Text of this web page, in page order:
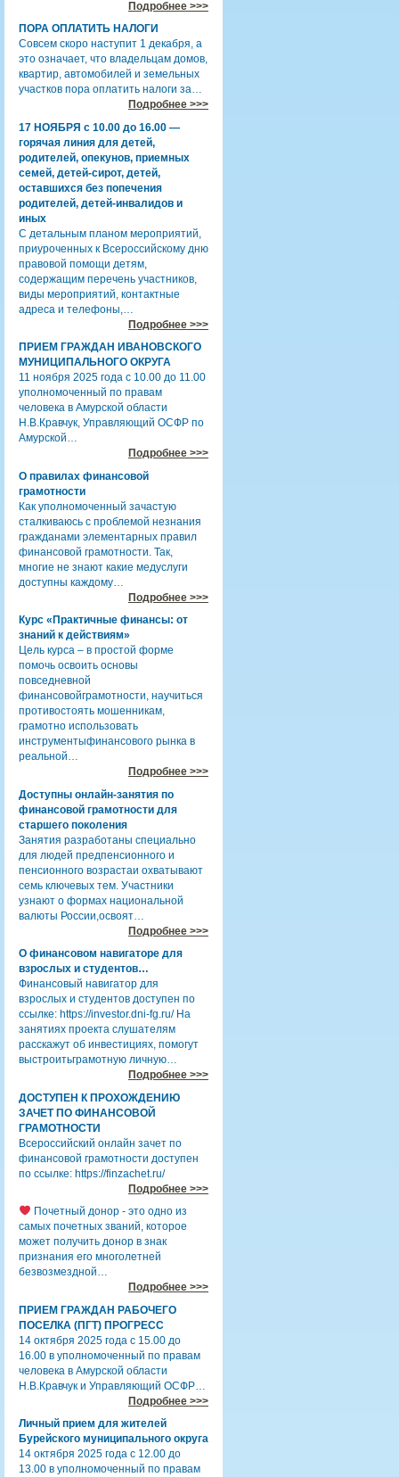
Подробнее >>>
ПОРА ОПЛАТИТЬ НАЛОГИ
Совсем скоро наступит 1 декабря, а
это означает, что владельцам домов,
квартир, автомобилей и земельных
участков пора оплатить налоги за…
Подробнее >>>
17 НОЯБРЯ с 10.00 до 16.00 —
горячая линия для детей,
родителей, опекунов, приемных
семей, детей-сирот, детей,
оставшихся без попечения
родителей, детей-инвалидов и
иных
С детальным планом мероприятий,
приуроченных к Всероссийскому дню
правовой помощи детям,
содержащим перечень участников,
виды мероприятий, контактные
адреса и телефоны,…
Подробнее >>>
ПРИЕМ ГРАЖДАН ИВАНОВСКОГО
МУНИЦИПАЛЬНОГО ОКРУГА
11 ноября 2025 года с 10.00 до 11.00
уполномоченный по правам
человека в Амурской области
Н.В.Кравчук, Управляющий ОСФР по
Амурской…
Подробнее >>>
О правилах финансовой
грамотности
Как уполномоченный зачастую
сталкиваюсь с проблемой незнания
гражданами элементарных правил
финансовой грамотности. Так,
многие не знают какие медуслуги
доступны каждому…
Подробнее >>>
Курс «Практичные финансы: от
знаний к действиям»
Цель курса – в простой форме
помочь освоить основы
повседневной
финансовойграмотности, научиться
противостоять мошенникам,
грамотно использовать
инструментыфинансового рынка в
реальной…
Подробнее >>>
Доступны онлайн-занятия по
финансовой грамотности для
старшего поколения
Занятия разработаны специально
для людей предпенсионного и
пенсионного возрастаи охватывают
семь ключевых тем. Участники
узнают о формах национальной
валюты России,освоят…
Подробнее >>>
О финансовом навигаторе для
взрослых и студентов…
Финансовый навигатор для
взрослых и студентов доступен по
ссылке: https://investor.dni-fg.ru/ На
занятиях проекта слушателям
расскажут об инвестициях, помогут
выстроитьграмотную личную…
Подробнее >>>
ДОСТУПЕН К ПРОХОЖДЕНИЮ
ЗАЧЕТ ПО ФИНАНСОВОЙ
ГРАМОТНОСТИ
Всероссийский онлайн зачет по
финансовой грамотности доступен
по ссылке: https://finzachet.ru/
Подробнее >>>
Почетный донор - это одно из
самых почетных званий, которое
может получить донор в знак
признания его многолетней
безвозмездной…
Подробнее >>>
ПРИЕМ ГРАЖДАН РАБОЧЕГО
ПОСЕЛКА (ПГТ) ПРОГРЕСС
14 октября 2025 года с 15.00 до
16.00 в уполномоченный по правам
человека в Амурской области
Н.В.Кравчук и Управляющий ОСФР…
Подробнее >>>
Личный прием для жителей
Бурейского муниципального округа
14 октября 2025 года с 12.00 до
13.00 в уполномоченный по правам